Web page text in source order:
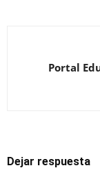
Portal
Dejar respuesta